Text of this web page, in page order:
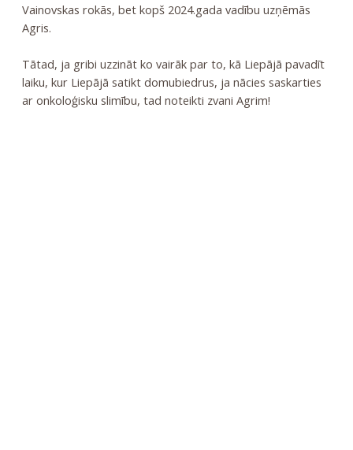
Vainovskas rokās, bet kopš 2024.gada vadību uzņēmās
Agris.
Tātad, ja gribi uzzināt ko vairāk par to, kā Liepājā pavadīt
laiku, kur Liepājā satikt domubiedrus, ja nācies saskarties
ar onkoloģisku slimību, tad noteikti zvani Agrim!